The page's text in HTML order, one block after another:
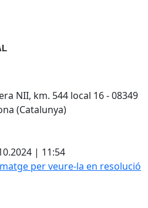
NII, km. 544 local 16 - 08349
(Catalunya)
| 11:54
per veure-la en resolució